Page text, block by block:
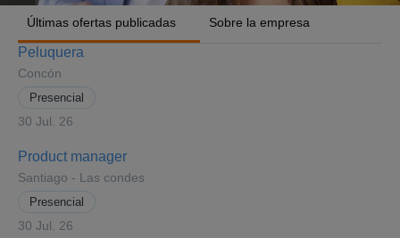
Últimas ofertas publicadas Sobre la empresa
Peluquera
Concón
Presencial
30 Jul. 26
Product manager
Santiago - Las condes
Presencial
30 Jul. 26